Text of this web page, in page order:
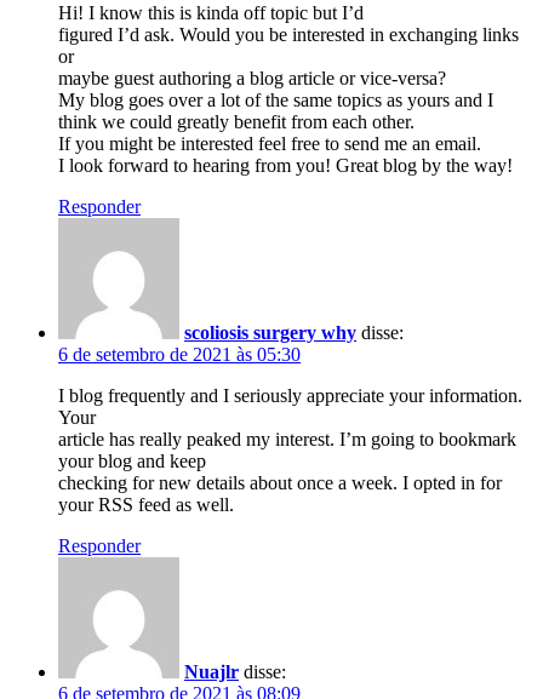
Hi! I know this is kinda off topic but I’d
figured I’d ask. Would you be interested in exchanging links
or
maybe guest authoring a blog article or vice-versa?
My blog goes over a lot of the same topics as yours and I
think we could greatly benefit from each other.
If you might be interested feel free to send me an email.
I look forward to hearing from you! Great blog by the way!
Responder
scoliosis surgery why disse:
6 de setembro de 2021 às 05:30
I blog frequently and I seriously appreciate your information.
Your
article has really peaked my interest. I’m going to bookmark
your blog and keep
checking for new details about once a week. I opted in for
your RSS feed as well.
Responder
Nuajlr disse:
6 de setembro de 2021 às 08:09